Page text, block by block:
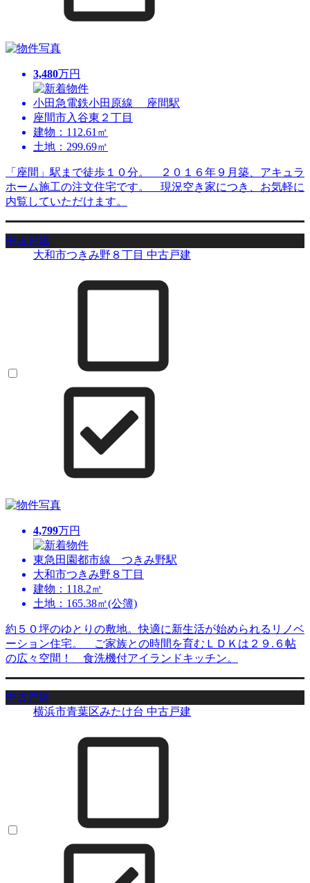
3,480万円
小田急電鉄小田原線 座間駅
座間市入谷東２丁目
建物：112.61㎡
土地：299.69㎡
「座間」駅まで徒歩１０分。 ２０１６年９月築、アキュラ
ホーム施工の注文住宅です。 現況空き家につき、お気軽に
内覧していただけます。
中古戸建
大和市つきみ野８丁目 中古戸建
4,799万円
東急田園都市線 つきみ野駅
大和市つきみ野８丁目
建物：118.2㎡
土地：165.38㎡(公簿)
約５０坪のゆとりの敷地。快適に新生活が始められるリノベ
ーション住宅。 ご家族との時間を育むＬＤＫは２９.６帖
の広々空間！ 食洗機付アイランドキッチン。
中古戸建
横浜市青葉区みたけ台 中古戸建